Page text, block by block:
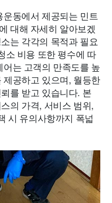
동에서 제공되는 민트
대해 자세히 알아보겠
는 각각의 목적과 필요
소 비용 또한 평수에 따
는 고객의 만족도를 높
공하고 있으며, 월등한
를 받고 있습니다. 본
의 가격, 서비스 범위,
시 유의사항까지 폭넓